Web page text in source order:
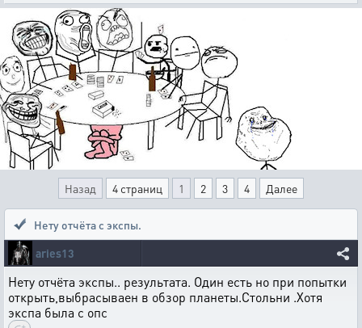
Назад 4 страниц 1 2 3 4 Далее
Нету отчёта с экспы.
aries13
Нету отчёта экспы.. результата. Один есть но при попытки
открыть,выбрасываен в обзор планеты.Стольни .Хотя
экспа была с опс